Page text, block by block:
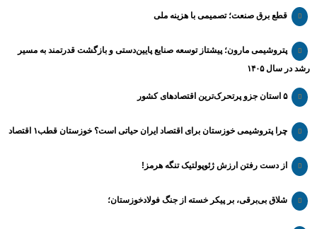
قطع برق صنعت؛ تصمیمی با هزینه ملی
پتروشیمی مارون؛ پیشتاز توسعه صنایع پایین‌دستی و بازگشت قدرتمند به مسیر
رشد در سال ۱۴۰۵
۵ استان جزو پرتحرک‌ترین اقتصاد‌های کشور
چرا پتروشیمی خوزستان برای اقتصاد ایران حیاتی است؟ خوزستان قطب۱ اقتصاد
از دست رفتن ارزش ژئوپولتیک تنگه هرمز!
شلاق‌ بی‌برقی، بر پیکر خسته‌ از جنگ فولادخوزستان؛